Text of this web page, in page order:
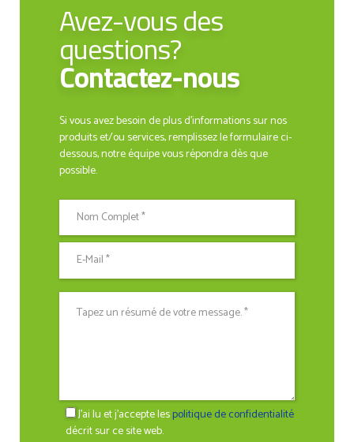
Avez-vous des
questions?
Contactez-nous
Si vous avez besoin de plus d'informations sur nos
produits et/ou services, remplissez le formulaire ci-
dessous, notre équipe vous répondra dès que
possible.
J'ai lu et j'accepte lespolitique de confidentialité
décrit sur ce site web.